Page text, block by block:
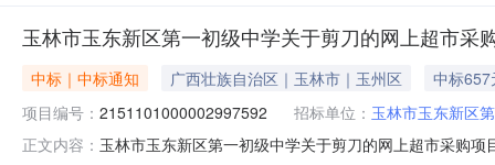
玉林市玉东新区第一初级中学关于剪刀的网上超市采
中标｜中标通知 广西壮族自治区｜玉林市｜玉州区
中标657
项目编号： 2151101000002997592 招标单位： 玉林市玉东新区
正文内容： 玉林市玉东新区第一初级中学关于剪刀的网上超市采购